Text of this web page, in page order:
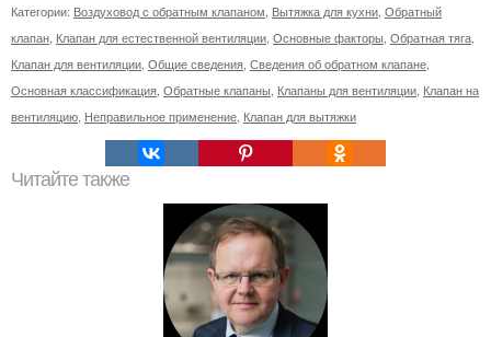
Категории: Воздуховод с обратным клапаном Вытяжка для кухни Обратный
клапан Клапан для естественной вентиляции Основные факторы Обратная тяга
Клапан для вентиляции Общие сведения Сведения об обратном клапане
Основная классификация Обратные клапаны Клапаны для вентиляции Клапан на
вентиляцию Неправильное применение Клапан для вытяжки
Читайте также